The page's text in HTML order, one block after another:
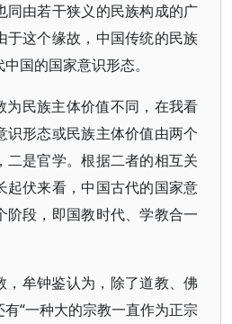
同由若干狭义的民族构成的广
于这个缘故，中国传统的民族
国的国家意识形态。
为民族主体价值不同，在我看
识形态或民族主体价值由两个
二是官学。根据二者的相互关
起伏来看，中国古代的国家意
阶段，即国教时代、学教合一
，牟钟鉴认为，除了道教、佛
“一种大的宗教一直作为正宗